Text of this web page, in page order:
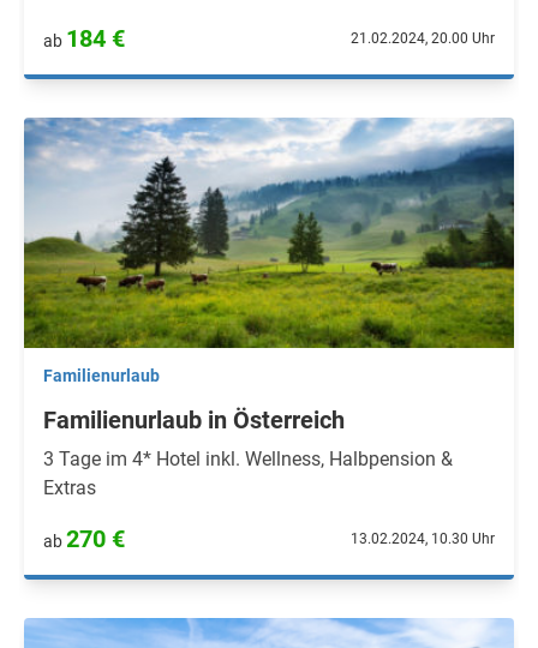
ab 184 € 21.02.2024, 20.00 Uhr
Familienurlaub
Familienurlaub in Österreich
3 Tage im 4* Hotel inkl. Wellness, Halbpension &
Extras
ab270 € 13.02.2024, 10.30 Uhr